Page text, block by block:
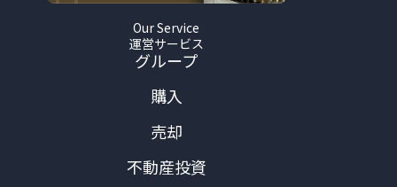
Our Service
運営サービス
グループ
購入
売却
不動産投資